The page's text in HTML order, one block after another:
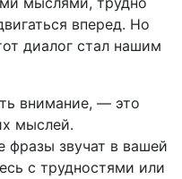
вперед. Но
диалог стал нашим
внимание, — это
мыслей.
фразы звучат в вашей
с трудностями или